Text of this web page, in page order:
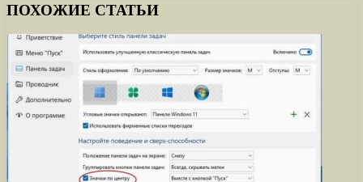
ПОХОЖИЕ СТАТЬИ